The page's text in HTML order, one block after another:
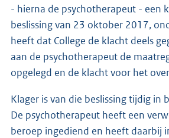
- hierna de psychotherapeut - een
beslissing van 23 oktober 2017,
heeft dat College de klacht deels
aan de psychotherapeut de
opgelegd en de klacht voor het
Klager is van die beslissing tijdig in
De psychotherapeut heeft een
beroep ingediend en heeft daarbij